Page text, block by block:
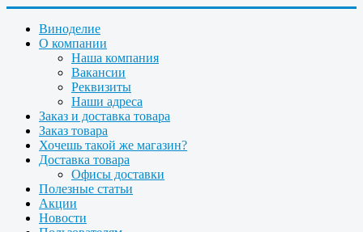
Виноделие
О компании
Наша компания
Вакансии
Реквизиты
Наши адреса
Заказ и доставка товара
Заказ товара
Хочешь такой же магазин?
Доставка товара
Офисы доставки
Полезные статьи
Акции
Новости